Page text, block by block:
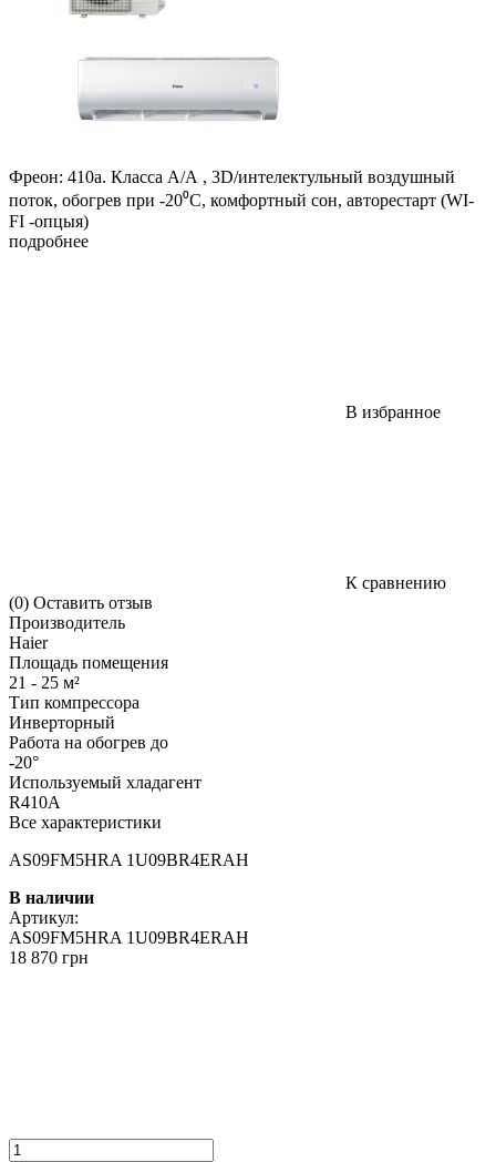
Фреон: 410а. Класса А/А , 3D/интелектульный воздушный
поток, обогрев при -20⁰С, комфортный сон, авторестарт (WI-
FI -опцыя)
подробнее
В избранное
К сравнению
(0) Оставить отзыв
Производитель
Haier
Площадь помещения
21 - 25 м²
Тип компрессора
Инверторный
Работа на обогрев до
-20°
Используемый хладагент
R410A
Все характеристики
AS09FM5HRA 1U09BR4ERAH
В наличии
Артикул:
AS09FM5HRA 1U09BR4ERAH
18 870 грн